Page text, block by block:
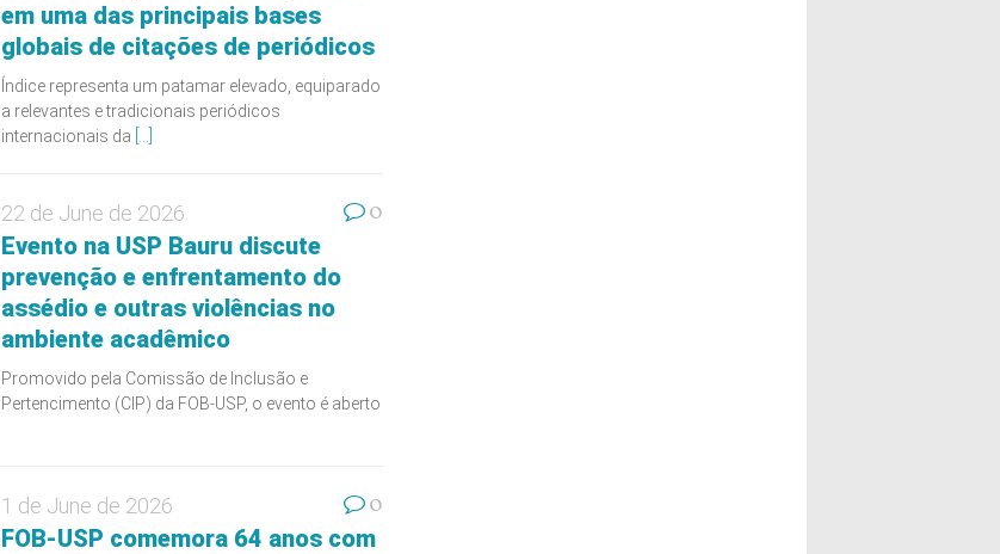
em uma das principais bases
globais de citações de periódicos
Índice representa um patamar elevado, equiparado
a relevantes e tradicionais periódicos
internacionais da
22 de June de 2026 0
Evento na USP Bauru discute
prevenção e enfrentamento do
assédio e outras violências no
ambiente acadêmico
Promovido pela Comissão de Inclusão e
Pertencimento (CIP) da FOB-USP, o evento é aberto
1 de June de 2026 0
FOB-USP comemora 64 anos com